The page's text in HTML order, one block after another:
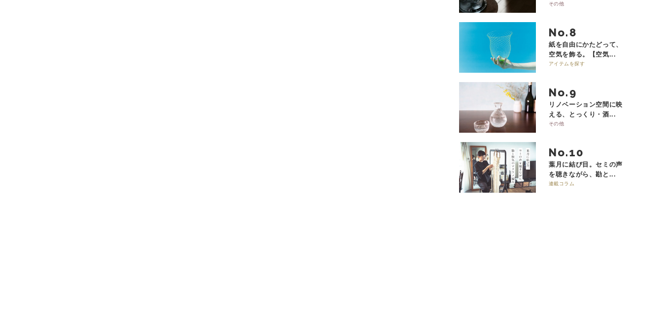
その他
No.
紙を自由にかたどって、
空気を飾る。【空気...
アイテムを探す
No.
リノベーション空間に映
える、とっくり・酒...
その他
No.
葉月に結び目。セミの声
を聴きながら、勘と...
連載コラム